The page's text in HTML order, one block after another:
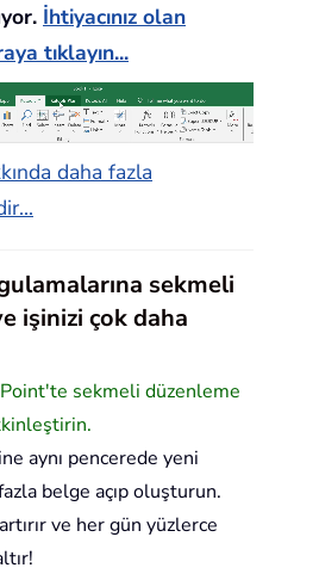
İhtiyacınız olan
tıklayın...
daha fazla
sekmeli
işinizi çok daha
sekmeli düzenleme
aynı pencerede yeni
belge açıp oluşturun.
ve her gün yüzlerce